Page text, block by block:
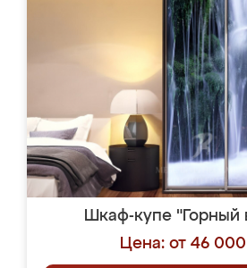
Шкаф-купе "Горный
Цена: от 46